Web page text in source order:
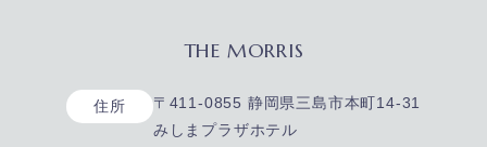
THE MORRIS
住所
〒411-0855 静岡県三島市本町14-31
みしまプラザホテル